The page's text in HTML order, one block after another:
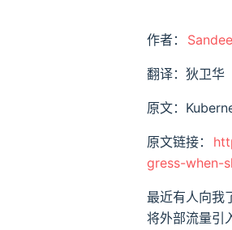
作者：
翻译：狄卫华
原文：
原文链接：
gress-when-
最近有人向我
将外部流量引